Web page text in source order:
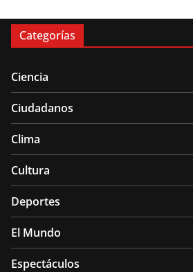
Categorías
Ciencia
Ciudadanos
Clima
Cultura
Deportes
El Mundo
Espectáculos